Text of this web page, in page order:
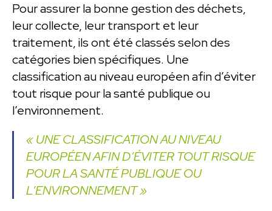
Pour assurer la bonne gestion des déchets,
leur collecte, leur transport et leur
traitement, ils ont été classés selon des
catégories bien spécifiques. Une
classification au niveau européen afin d’éviter
tout risque pour la santé publique ou
l’environnement.
« UNE CLASSIFICATION AU NIVEAU
EUROPÉEN AFIN D’ÉVITER TOUT RISQUE
POUR LA SANTÉ PUBLIQUE OU
L’ENVIRONNEMENT »